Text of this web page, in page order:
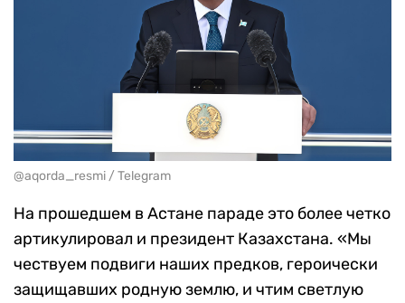
@aqorda_resmi / Telegram
На прошедшем в Астане параде это более четко
артикулировал и президент Казахстана. «Мы
чествуем подвиги наших предков, героически
защищавших родную землю, и чтим светлую